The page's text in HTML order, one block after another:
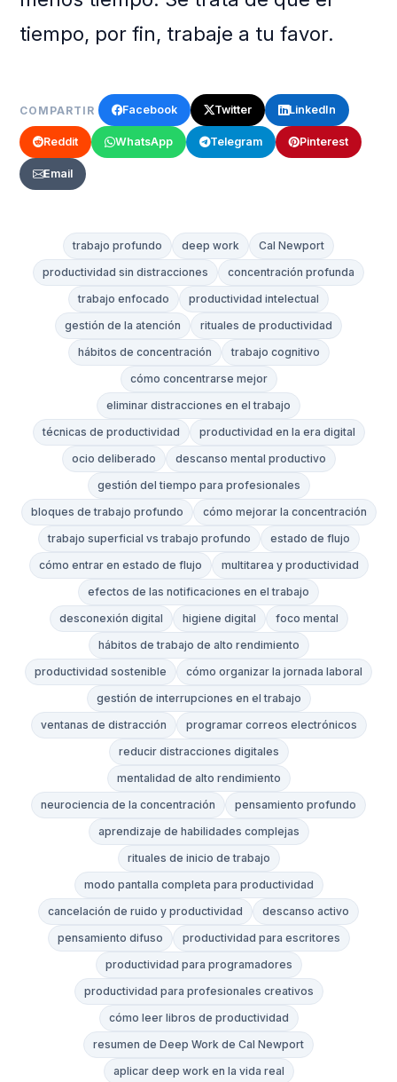
tiempo, por fin, trabaje a tu favor.
COMPARTIR Facebook Twitter LinkedIn
Reddit WhatsApp Telegram Pinterest
Email
trabajo profundo deep work
Cal Newport
productividad sin distracciones
concentración profunda
trabajo enfocado
productividad intelectual
gestión de la atención
rituales de productividad
hábitos de concentración
trabajo cognitivo
cómo concentrarse mejor
eliminar distracciones en el trabajo
técnicas de productividad
productividad en la era digital
ocio deliberado
descanso mental productivo
gestión del tiempo para profesionales
bloques de trabajo profundo
cómo mejorar la concentración
trabajo superficial vs trabajo profundo
estado de flujo
cómo entrar en estado de flujo
multitarea y productividad
efectos de las notificaciones en el trabajo
desconexión digital
higiene digital
foco mental
hábitos de trabajo de alto rendimiento
productividad sostenible
cómo organizar la jornada laboral
gestión de interrupciones en el trabajo
ventanas de distracción
programar correos electrónicos
reducir distracciones digitales
mentalidad de alto rendimiento
neurociencia de la concentración
pensamiento profundo
aprendizaje de habilidades complejas
rituales de inicio de trabajo
modo pantalla completa para productividad
cancelación de ruido y productividad
descanso activo
pensamiento difuso
productividad para escritores
productividad para programadores
productividad para profesionales creativos
cómo leer libros de productividad
resumen de Deep Work de Cal Newport
aplicar deep work en la vida real